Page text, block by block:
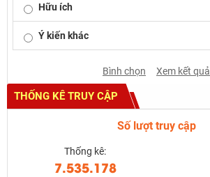
Hữu ích
Ý kiến khác
Bình chọn Xem kết quả
THỐNG KÊ TRUY CẬP
Số lượt truy cập
Thống kê:
7.535.178